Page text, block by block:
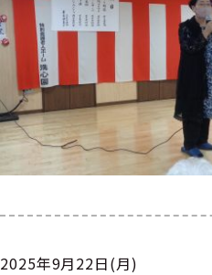
2025年9月22日(月)